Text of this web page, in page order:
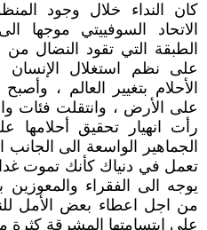
كان النداء خلال وجود
الاتحاد السوفييتي موجها
الطبقة التي تقود النضال من
على نظم استغلال الإنسان
الأحلام بتغيير العالم ،
على الأرض ، وانتقلت فئات
رأت انهيار تحقيق أحلامها
الجماهير الواسعة الى
تعمل في دنياك كأنك تموت غدا
يوجه الى الفقراء والمعوزين
من اجل اعطاء بعض الأمل
على ابتسامتها المشرقة